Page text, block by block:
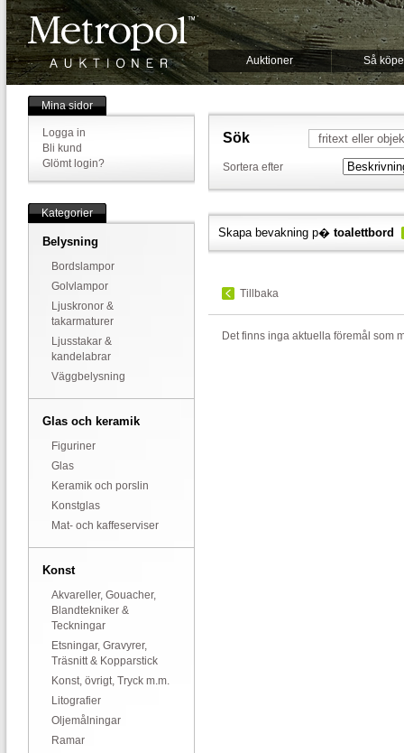
Auktioner Så
Mina sidor
Logga in
Bli kund
Glömt login?
Kategorier
Belysning
Bordslampor
Golvlampor
Ljuskronor &
takarmaturer
Ljusstakar &
kandelabrar
Väggbelysning
Glas och keramik
Figuriner
Glas
Keramik och porslin
Konstglas
Mat- och kaffeserviser
Konst
Akvareller, Gouacher,
Blandtekniker &
Teckningar
Etsningar, Gravyrer,
Träsnitt & Kopparstick
Konst, övrigt, Tryck m.m.
Litografier
Oljemålningar
Ramar
Sök
Sortera efter
Skapa bevakning p� toalettbord
Tillbaka
Det finns inga aktuella föremål som